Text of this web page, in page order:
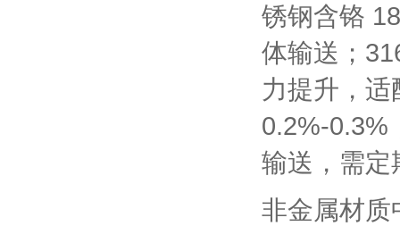
锈钢含铬
体输送；
力提升，
0.2%-0.3%
输送，需定
非金属材